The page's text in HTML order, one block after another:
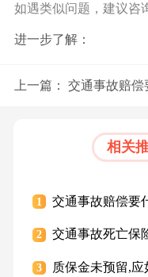
如遇类似问题，建议咨
进一步了解：
上一篇： 交通事故赔偿
相关
1 交通事故赔偿要
2 交通事故死亡保
3 质保金未预留,